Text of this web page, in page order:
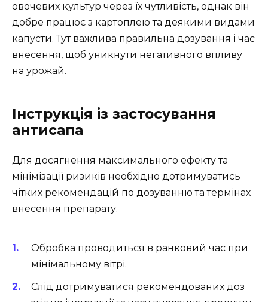
овочевих культур через їх чутливість, однак він
добре працює з картоплею та деякими видами
капусти. Тут важлива правильна дозування і час
внесення, щоб уникнути негативного впливу
на урожай.
Інструкція із застосування
антисапа
Для досягнення максимального ефекту та
мінімізації ризиків необхідно дотримуватись
чітких рекомендацій по дозуванню та термінах
внесення препарату.
Обробка проводиться в ранковий час при
мінімальному вітрі.
Слід дотримуватися рекомендованих доз